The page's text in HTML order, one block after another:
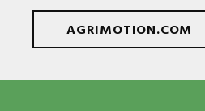
AGRIMOTION.COM